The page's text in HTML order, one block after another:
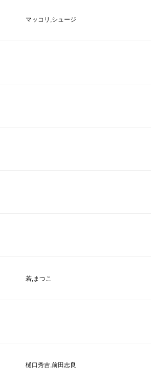
マッコリ,シュージ
若,まつこ
樋口秀吉,前田志良